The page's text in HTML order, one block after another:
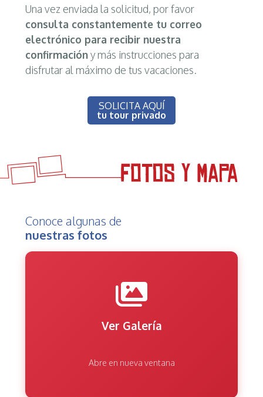
Una vez enviada la solicitud, por favor
consulta constantemente tu correo
electrónico para recibir nuestra
confirmacióny más instrucciones para
disfrutar al máximo de tus vacaciones.
SOLICITA AQUÍ
tu tour privado
Conoce algunas de
nuestras fotos
Ver Galería
Abre en nueva ventana